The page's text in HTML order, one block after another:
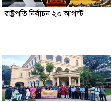
রাষ্ট্রপতি নির্বাচন ২০ আগস্ট